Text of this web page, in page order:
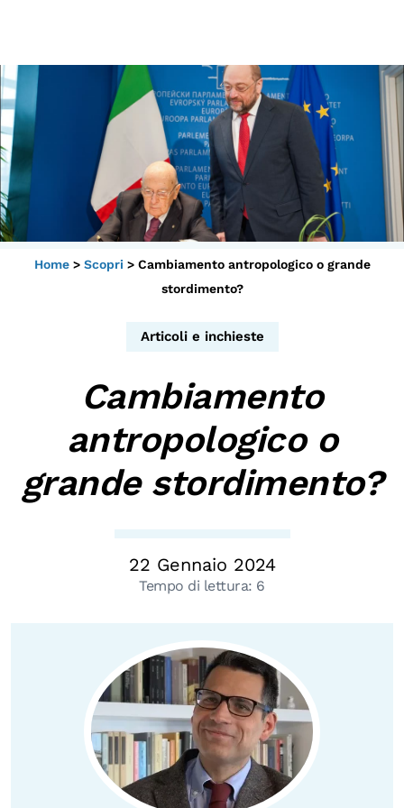
Vai
al
contenuto
Sostieni
App
Sala di Lettura
LA FONDAZIONE
Archivi del presente
Biblioteca
Progetti Nazionali
Storie di Resistenza, ottant’anni dopo
Calendario civile
Elezioni dal mondo
Home> Scopri > Cambiamento antropologico o grande
stordimento?
Articoli e inchieste
Cambiamento
antropologico o
grande stordimento?
22 Gennaio 2024
Tempo di lettura: 6